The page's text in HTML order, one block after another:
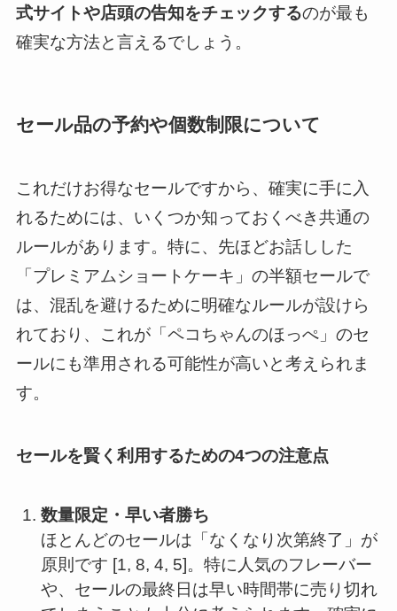
式サイトや店頭の告知をチェックするのが最も
確実な方法と言えるでしょう。
セール品の予約や個数制限について
これだけお得なセールですから、確実に手に入
れるためには、いくつか知っておくべき共通の
ルールがあります。特に、先ほどお話しした
「プレミアムショートケーキ」の半額セールで
は、混乱を避けるために明確なルールが設けら
れており、これが「ペコちゃんのほっぺ」のセ
ールにも準用される可能性が高いと考えられま
す。
セールを賢く利用するための4つの注意点
数量限定・早い者勝ち
ほとんどのセールは「なくなり次第終了」が
原則です [1, 8, 4, 5]。特に人気のフレーバー
や、セールの最終日は早い時間帯に売り切れ